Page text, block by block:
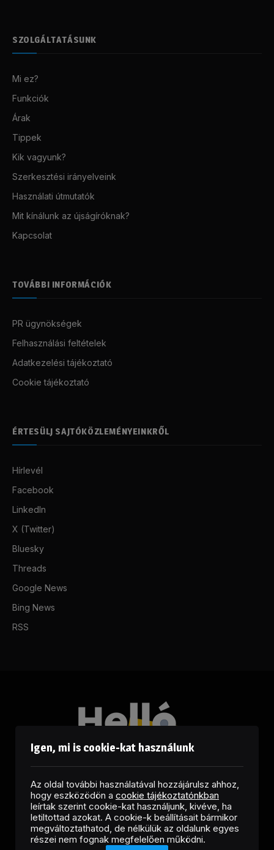
SZOLGÁLTATÁSUNK
Mi ez?
Funkciók
Árak
Tippek
Kik vagyunk?
Szerkesztési irányelveink
Használati útmutatók
Mit kínálunk az újságíróknak?
Kapcsolat
TOVÁBBI INFORMÁCIÓK
PR ügynökségek
Felhasználási feltételek
Adatkezelési tájékoztató
Cookie tájékoztató
ÉRTESÜLJ SAJTÓKÖZLEMÉNYEINKRŐL
Hírlevél
Facebook
LinkedIn
X (Twitter)
Bluesky
Threads
Google News
Bing News
RSS
FacebookLinkedInX
(Twitter)
RSS
Igen, mi is cookie-kat használunk
Az oldal további használatával hozzájárulsz ahhoz,
hogy eszközödön a cookie tájékoztatónkban
leírtak szerint cookie-kat használjunk, kivéve, ha
letiltottad azokat. A cookie-k beállításait bármikor
megváltoztathatod, de nélkülük az oldalunk egyes
részei nem fognak megfelelően működni.